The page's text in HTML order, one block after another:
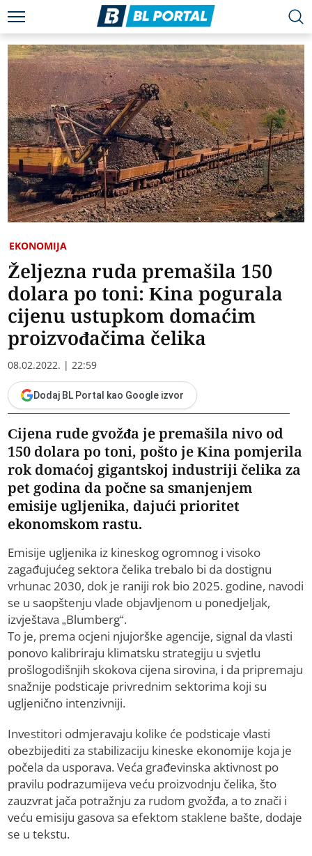
EKONOMIJA
Željezna ruda premašila 150
dolara po toni: Kina pogurala
cijenu ustupkom domaćim
proizvođačima čelika
08.02.2022. | 22:59
Dodaj BL Portal kao Google izvor
Cijena rude gvožđa je premašila nivo od
150 dolara po toni, pošto je Kina pomjerila
rok domaćoj gigantskoj industriji čelika za
pet godina da počne sa smanjenjem
emisije ugljenika, dajući prioritet
ekonomskom rastu.
Emisije ugljenika iz kineskog ogromnog i visoko
zagađujućeg sektora čelika trebalo bi da dostignu
vrhunac 2030, dok je raniji rok bio 2025. godine, navodi
se u saopštenju vlade objavljenom u ponedjeljak,
izvještava „Blumberg“.
To je, prema ocjeni njujorške agencije, signal da vlasti
ponovo kalibriraju klimatsku strategiju u svjetlu
prošlogodišnjih skokova cijena sirovina, i da pripremaju
snažnije podsticaje privrednim sektorima koji su
ugljenično intenzivniji.
Investitori odmjeravaju kolike će podsticaje vlasti
obezbijediti za stabilizaciju kineske ekonomije koja je
počela da usporava. Veća građevinska aktivnost po
pravilu podrazumijeva veću proizvodnju čelika, što
zauzvrat jača potražnju za rudom gvožđa, a to znači i
veću emisiju gasova sa efektom staklene bašte, dodaje
se u tekstu.